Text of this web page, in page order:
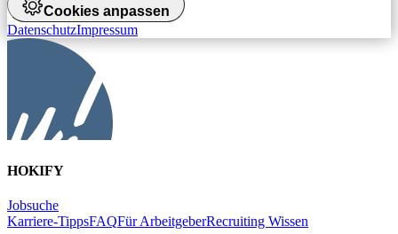
Cookies anpassen
DatenschutzImpressum
HOKIFY
Jobsuche
Karriere-TippsFAQFür ArbeitgeberRecruiting Wissen